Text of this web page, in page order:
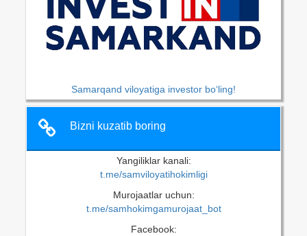
Samarqand viloyatiga investor bo‘ling!
Bizni kuzatib boring
Yangiliklar kanali:
t.me/samviloyatihokimligi
Murojaatlar uchun:
t.me/samhokimgamurojaat_bot
Facebook: